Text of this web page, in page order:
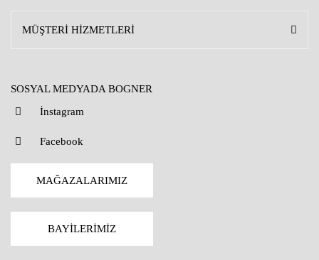
MÜŞTERİ HİZMETLERİ
SOSYAL MEDYADA BOGNER
İnstagram
Facebook
MAĞAZALARIMIZ
BAYİLERİMİZ